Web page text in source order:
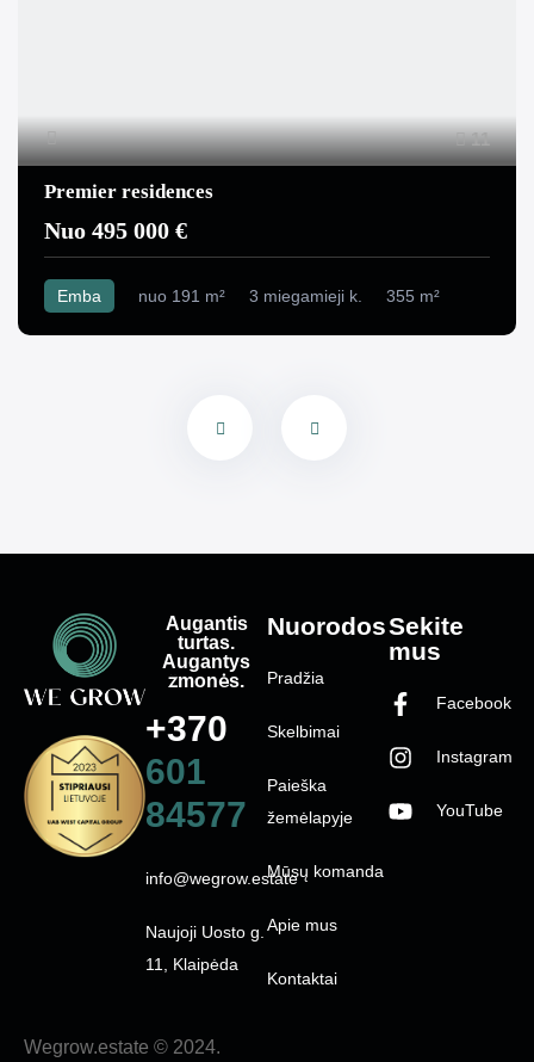
11
Premier residences
Nuo 495 000 €
Emba nuo 191 m² 3 miegamieji k. 355 m²
Nuorodos
Pradžia
Skelbimai
Paieška
žemėlapyje
Mūsų komanda
Apie mus
Kontaktai
Sekite
mus
Facebook
Instagram
YouTube
Augantis
turtas.
Augantys
žmonės.
+370
601
84577
info@wegrow.estate
Naujoji Uosto g.
11, Klaipėda
Wegrow.estate © 2024.